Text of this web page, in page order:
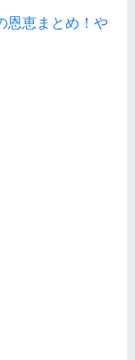
恩恵まとめ！や